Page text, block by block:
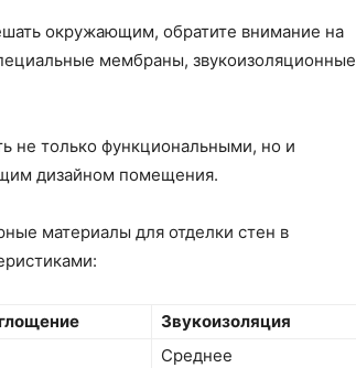
окружающим, обратите внимание на
мембраны, звукоизоляционные
не только функциональными, но и
дизайном помещения.
материалы для отделки стен в
Звукоизоляция
Среднее